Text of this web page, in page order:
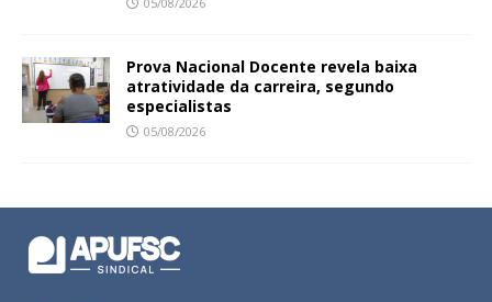
Prova Nacional Docente revela baixa
atratividade da carreira, segundo
especialistas
05/08/2026